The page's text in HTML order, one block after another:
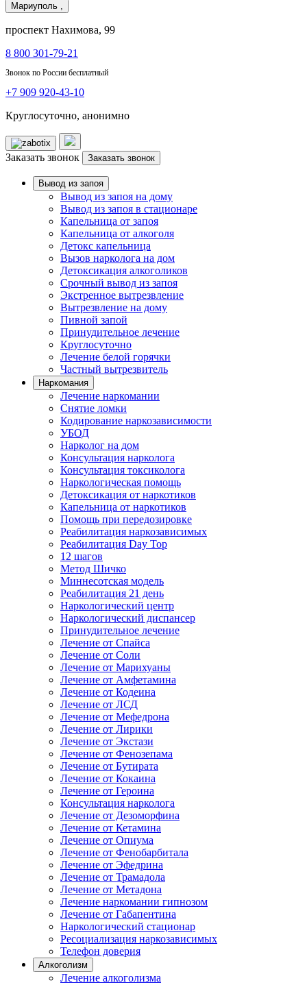
Мариуполь ,
проспект Нахимова, 99
8 800 301-79-21
Звонок по России бесплатный
+7 909 920-43-10
Круглосуточно, анонимно
Заказать звонок Заказать звонок
Вывод из запоя
Вывод из запоя на дому
Вывод из запоя в стационаре
Капельница от запоя
Капельница от алкоголя
Детокс капельница
Вызов нарколога на дом
Детоксикация алкоголиков
Срочный вывод из запоя
Экстренное вытрезвление
Вытрезвление на дому
Пивной запой
Принудительное лечение
Круглосуточно
Лечение белой горячки
Частный вытрезвитель
Наркомания
Лечение наркомании
Снятие ломки
Кодирование наркозависимости
УБОД
Нарколог на дом
Консультация нарколога
Консультация токсиколога
Наркологическая помощь
Детоксикация от наркотиков
Капельница от наркотиков
Помощь при передозировке
Реабилитация наркозависимых
Реабилитация Day Top
12 шагов
Метод Шичко
Миннесотская модель
Реабилитация 21 день
Наркологический центр
Наркологический диспансер
Принудительное лечение
Лечение от Спайса
Лечение от Соли
Лечение от Марихуаны
Лечение от Амфетамина
Лечение от Кодеина
Лечение от ЛСД
Лечение от Мефедрона
Лечение от Лирики
Лечение от Экстази
Лечение от Фенозепама
Лечение от Бутирата
Лечение от Кокаина
Лечение от Героина
Консультация нарколога
Лечение от Дезоморфина
Лечение от Кетамина
Лечение от Опиума
Лечение от Фенобарбитала
Лечение от Эфедрина
Лечение от Трамадола
Лечение от Метадона
Лечение наркомании гипнозом
Лечение от Габапентина
Наркологический стационар
Ресоциализация наркозависимых
Телефон доверия
Алкоголизм
Лечение алкоголизма